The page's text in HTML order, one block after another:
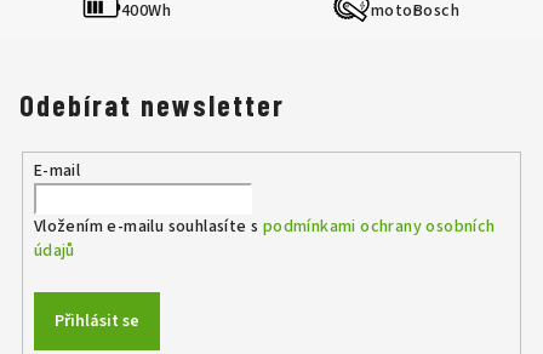
400Wh Bosch
Odebírat newsletter
E-mail
Vložením e-mailu souhlasíte s podmínkami ochrany osobních
údajů
Přihlásit se